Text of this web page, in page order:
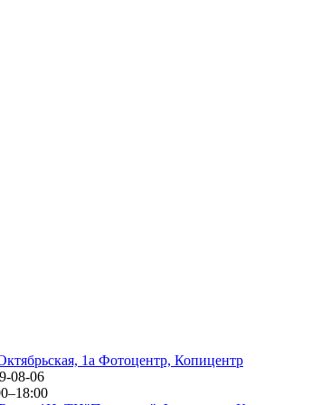
1а Фотоцентр, Копицентр
08-06